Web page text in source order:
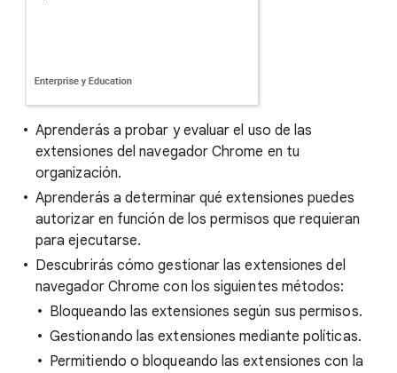
Aprenderás a probar y evaluar el uso de las
extensiones del navegador Chrome en tu
organización.
Aprenderás a determinar qué extensiones puedes
autorizar en función de los permisos que requieran
para ejecutarse.
Descubrirás cómo gestionar las extensiones del
navegador Chrome con los siguientes métodos:
Bloqueando las extensiones según sus permisos.
Gestionando las extensiones mediante políticas.
Permitiendo o bloqueando las extensiones con la